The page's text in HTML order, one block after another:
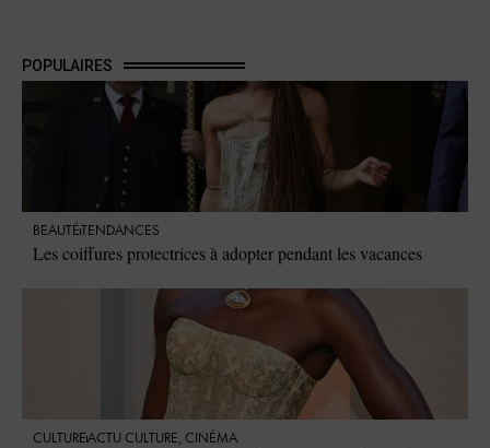
POPULAIRES
BEAUTÉ TENDANCES
Les coiffures protectrices à adopter pendant les vacances
CULTUREACTU CULTURE, CINÉMA